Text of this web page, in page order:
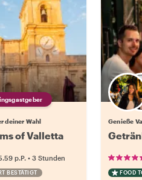
deiner Wahl
of Valletta
p.P. • 3 Stunden
BESTÄTIGT
Genieße
FOOD